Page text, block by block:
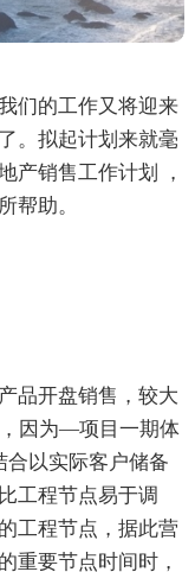
们的工作又将迎来
。拟起计划来就毫
产销售工作计划 ，
帮助。
品开盘销售，较大
因为—项目一期体
合以实际客户储备
工程节点易于调
工程节点，据此营
重要节点时间时，